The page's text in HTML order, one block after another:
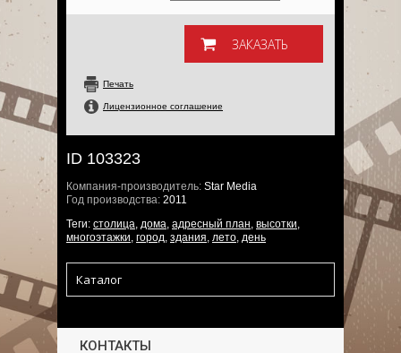
Печать
Лицензионное соглашение
ID 103323
Компания-производитель: Star Media
Год производства: 2011
Теги: столица дома адресный план высотки
многоэтажки город здания лето день
Каталог
КОНТАКТЫ